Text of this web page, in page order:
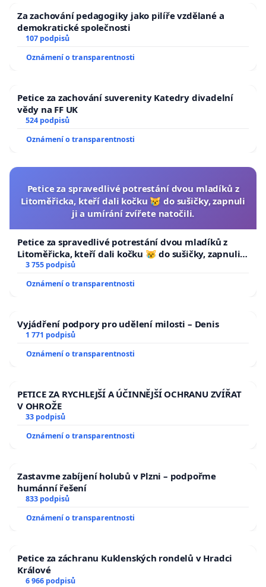
Za zachování pedagogiky jako pilíře vzdělané a
demokratické společnosti
107 podpisů
Oznámení o transparentnosti
Petice za zachování suverenity Katedry divadelní
vědy na FF UK
524 podpisů
Oznámení o transparentnosti
Petice za spravedlivé potrestání dvou mladíků z
Litoměřicka, kteří dali kočku 😿 do sušičky, zapnuli
ji a umírání zvířete natočili.
Petice za spravedlivé potrestání dvou mladíků z
Litoměřicka, kteří dali kočku 😿 do sušičky, zapnuli ji
a umírání zvířete natočili.
3 755 podpisů
Oznámení o transparentnosti
Vyjádření podpory pro udělení milosti – Denis
1 771 podpisů
Oznámení o transparentnosti
PETICE ZA RYCHLEJŠÍ A ÚČINNĚJŠÍ OCHRANU ZVÍŘAT
V OHROŽE
33 podpisů
Oznámení o transparentnosti
Zastavme zabíjení holubů v Plzni – podpořme
humánní řešení
833 podpisů
Oznámení o transparentnosti
Petice za záchranu Kuklenských rondelů v Hradci
Králové
6 966 podpisů